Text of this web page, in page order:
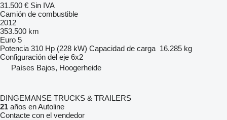
31.500 € Sin IVA
Camión de combustible
2012
353.500 km
Euro 5
Potencia 310 Hp (228 kW) Capacidad de carga 16.285 kg
Configuración del eje 6x2
Países Bajos, Hoogerheide
DINGEMANSE TRUCKS & TRAILERS
21 años en Autoline
Contacte con el vendedor